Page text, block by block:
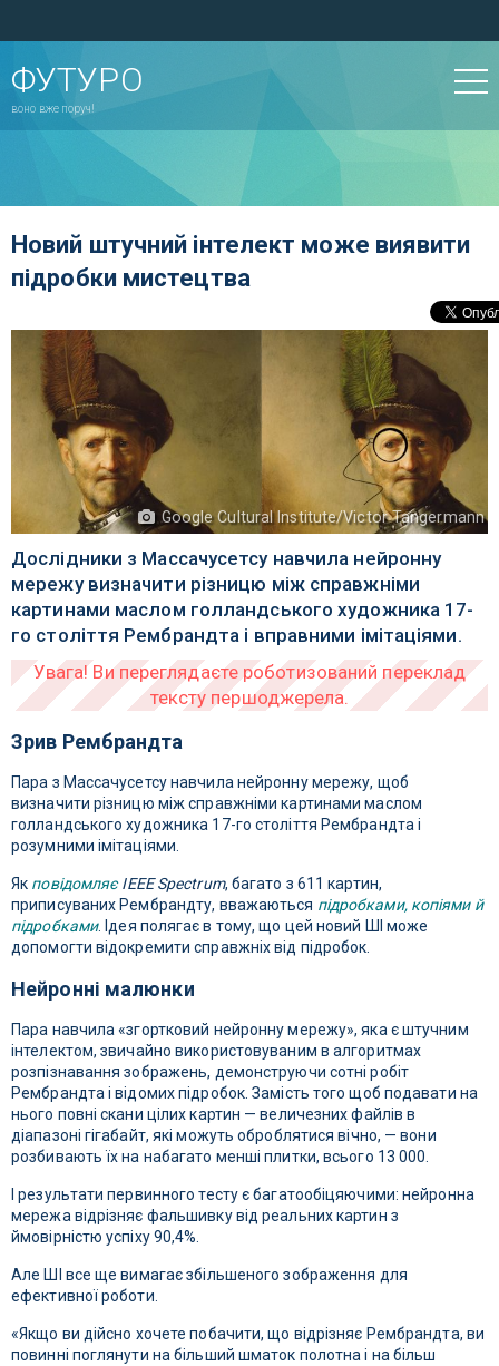
ФУТУРО
воно вже поруч!
Новий штучний інтелект може виявити
підробки мистецтва
Google Cultural Institute/Victor Tangermann
Дослідники з Массачусетсу навчила нейронну
мережу визначити різницю між справжніми
картинами маслом голландського художника 17-
го століття Рембрандта і вправними імітаціями.
Зрив Рембрандта
Пара з Массачусетсу навчила нейронну мережу, щоб
визначити різницю між справжніми картинами маслом
голландського художника 17-го століття Рембрандта і
розумними імітаціями.
Як повідомляє IEEE Spectrum, багато з 611 картин,
приписуваних Рембрандту, вважаються підробками, копіями й
підробками. Ідея полягає в тому, що цей новий ШІ може
допомогти відокремити справжніх від підробок.
Нейронні малюнки
Пара навчила «згортковий нейронну мережу», яка є штучним
інтелектом, звичайно використовуваним в алгоритмах
розпізнавання зображень, демонструючи сотні робіт
Рембрандта і відомих підробок. Замість того щоб подавати на
нього повні скани цілих картин — величезних файлів в
діапазоні гігабайт, які можуть оброблятися вічно, — вони
розбивають їх на набагато менші плитки, всього 13 000.
І результати первинного тесту є багатообіцяючими: нейронна
мережа відрізняє фальшивку від реальних картин з
ймовірністю успіху 90,4%.
Але ШІ все ще вимагає збільшеного зображення для
ефективної роботи.
«Якщо ви дійсно хочете побачити, що відрізняє Рембрандта, ви
повинні поглянути на більший шматок полотна і на більш